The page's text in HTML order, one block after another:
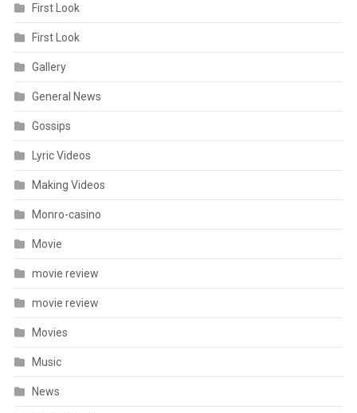
First Look
First Look
Gallery
General News
Gossips
Lyric Videos
Making Videos
Monro-casino
Movie
movie review
movie review
Movies
Music
News